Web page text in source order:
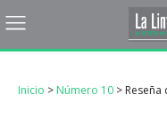
Inicio > Número 10 >